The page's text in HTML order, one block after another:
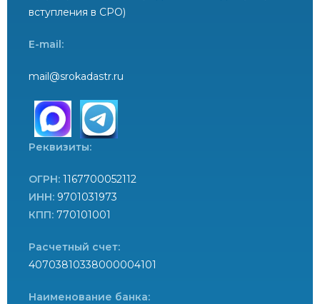
вступления в СРО)
E-mail:
mail@srokadastr.ru
Реквизиты:
ОГРН: 1167700052112
ИНН: 9701031973
КПП: 770101001
Расчетный счет:
40703810338000004101
Наименование банка: